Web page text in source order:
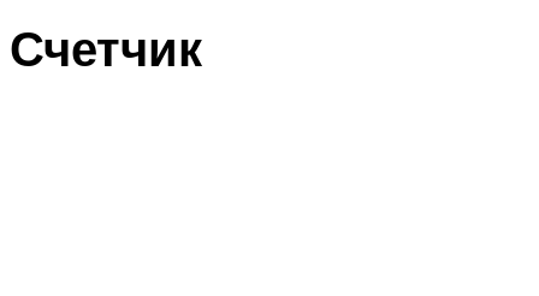
Счетчик